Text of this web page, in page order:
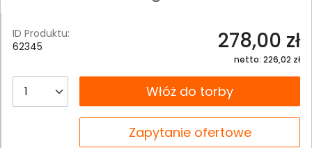
ID Produktu:
62345
278,00 zł
netto: 226,02 zł
__B2C.PRODUCT.QUANTITYWłóż do torby
Zapytanie ofertowe